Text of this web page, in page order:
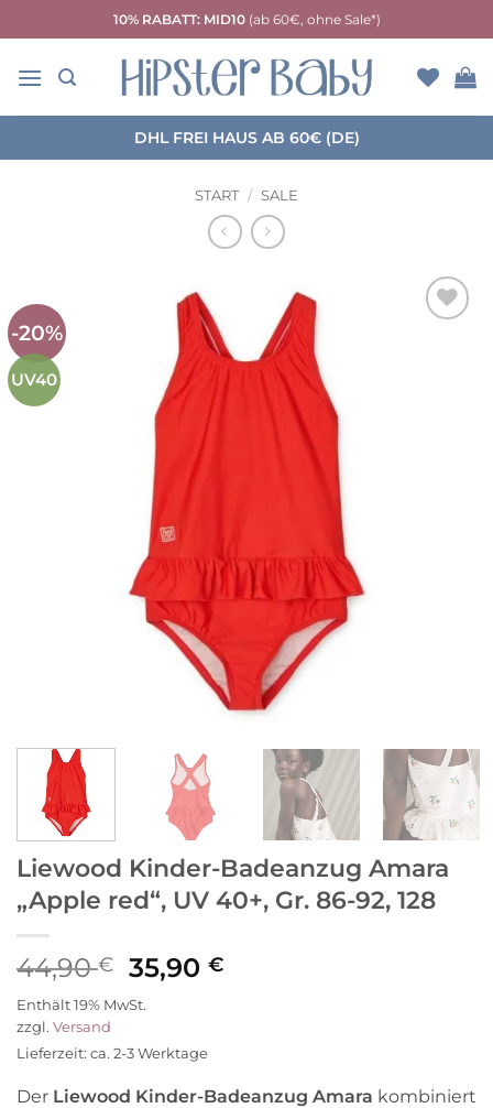
Inhalt
springen
10% RABATT: MID10(ab 60€, ohne Sale*)
DHL FREI HAUS AB 60€ (DE)
START / SALE
-20%
UV40
Liewood Kinder-Badeanzug Amara
„Apple red“, UV 40+, Gr. 86-92, 128
44,90€
Ursprünglicher
Preis
war:
44,90 €
35,90€Aktueller
Enthält 19% MwSt.
zzgl. Versand
Lieferzeit: ca. 2-3 Werktage
Der Liewood Kinder-Badeanzug Amara kombiniert